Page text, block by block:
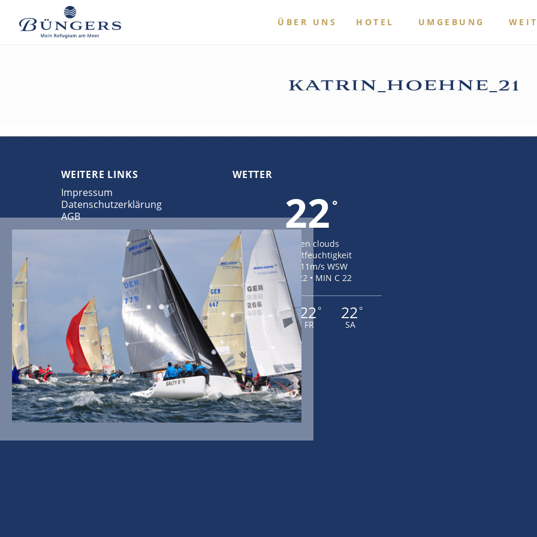
ÜBER UNS HOTEL UMGEBUNG
katrin_hoehne_21
WEITERE LINKS
Impressum
Datenschutzerklärung
AGB
HOTELSTANDORT
24229 Ostseebad Strande
Germany
TEL 0 43 49 / 8 07 – 0 (10-18 Uhr)
FAX0 43 49 / 8 07 – 80
MAIL info@buengers-refugium.de
WETTER
22 °
broken clouds
56% Luftfeuchtigkeit
Wind: 11m/s WSW
MAX C 22 • MIN C 22
23 ° 22 °
FR
22 °
SA